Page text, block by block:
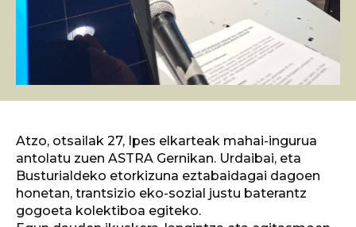
Atzo, otsailak 27, Ipes elkarteak mahai-ingurua
antolatu zuen ASTRA Gernikan. Urdaibai, eta
Busturialdeko etorkizuna eztabaidagai dagoen
honetan, trantsizio eko-sozial justu baterantz
gogoeta kolektiboa egiteko.